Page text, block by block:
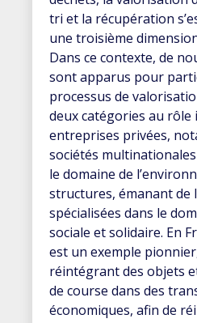
tri et la récupération
une troisième
Dans ce contexte, de
sont apparus pour
processus de
deux catégories au rôle
entreprises privées,
sociétés
le domaine de
structures, émanant de
spécialisées dans le
sociale et solidaire. En
est un exemple
réintégrant des objets
de course dans des
économiques, afin de